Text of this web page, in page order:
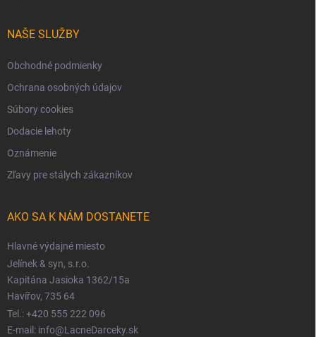
NAŠE SLUŽBY
Obchodné podmienky
Ochrana osobných údajov
Súbory cookies
Dodacie lehoty
Oznámenie
Zľavy pre stálych zákazníkov
AKO SA K NÁM DOSTANETE
Hlavné výdajné miesto
Jelínek & syn, s.r.o.
Kapitána Jasioka 1362/15a
Havířov, 735 64
Tel.: +420 555 222 096
E-mail: info@LacneDarceky.sk